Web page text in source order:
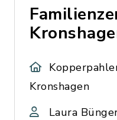
Kronshagen
Laura